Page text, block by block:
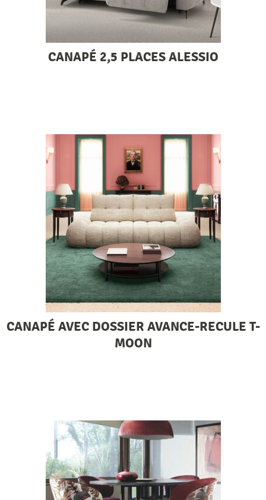
CANAPÉ 2,5 PLACES ALESSIO
CANAPÉ AVEC DOSSIER AVANCE-RECULE T-
MOON